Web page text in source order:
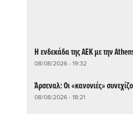
Η ενδεκάδα της ΑΕΚ με την
08/08/2026 - 19:32
Άρσεναλ: Οι «κανονιές»
08/08/2026 - 18:21